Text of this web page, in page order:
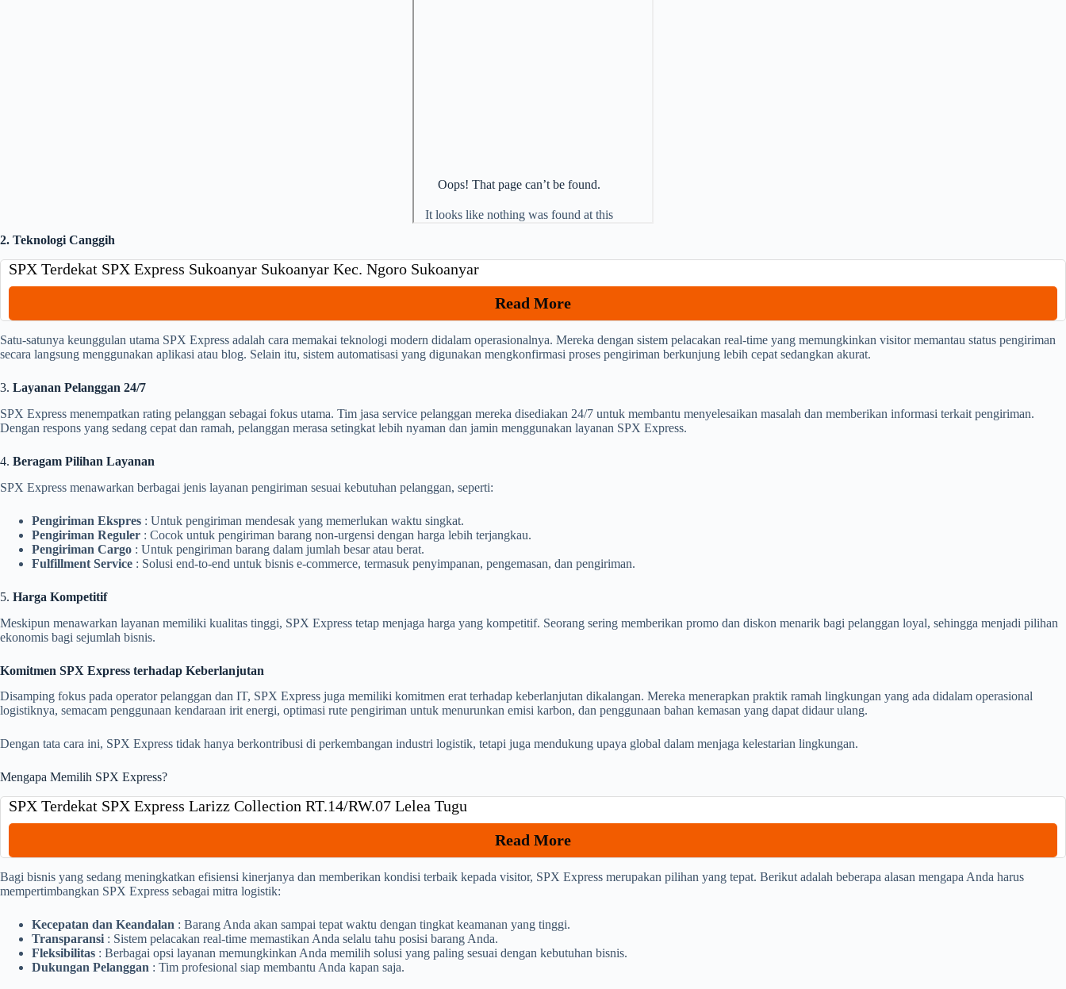
2. Teknologi Canggih
SPX Terdekat SPX Express Sukoanyar Sukoanyar Kec. Ngoro Sukoanyar
Read More
Satu-satunya keunggulan utama SPX Express adalah cara memakai teknologi modern didalam operasionalnya. Mereka dengan sistem pelacakan real-time yang memungkinkan visitor memantau status pengiriman
secara langsung menggunakan aplikasi atau blog. Selain itu, sistem automatisasi yang digunakan mengkonfirmasi proses pengiriman berkunjung lebih cepat sedangkan akurat.
3. Layanan Pelanggan 24/7
SPX Express menempatkan rating pelanggan sebagai fokus utama. Tim jasa service pelanggan mereka disediakan 24/7 untuk membantu menyelesaikan masalah dan memberikan informasi terkait pengiriman.
Dengan respons yang sedang cepat dan ramah, pelanggan merasa setingkat lebih nyaman dan jamin menggunakan layanan SPX Express.
4. Beragam Pilihan Layanan
SPX Express menawarkan berbagai jenis layanan pengiriman sesuai kebutuhan pelanggan, seperti:
Pengiriman Ekspres : Untuk pengiriman mendesak yang memerlukan waktu singkat.
Pengiriman Reguler : Cocok untuk pengiriman barang non-urgensi dengan harga lebih terjangkau.
Pengiriman Cargo : Untuk pengiriman barang dalam jumlah besar atau berat.
Fulfillment Service : Solusi end-to-end untuk bisnis e-commerce, termasuk penyimpanan, pengemasan, dan pengiriman.
5. Harga Kompetitif
Meskipun menawarkan layanan memiliki kualitas tinggi, SPX Express tetap menjaga harga yang kompetitif. Seorang sering memberikan promo dan diskon menarik bagi pelanggan loyal, sehingga menjadi pilihan
ekonomis bagi sejumlah bisnis.
Komitmen SPX Express terhadap Keberlanjutan
Disamping fokus pada operator pelanggan dan IT, SPX Express juga memiliki komitmen erat terhadap keberlanjutan dikalangan. Mereka menerapkan praktik ramah lingkungan yang ada didalam operasional
logistiknya, semacam penggunaan kendaraan irit energi, optimasi rute pengiriman untuk menurunkan emisi karbon, dan penggunaan bahan kemasan yang dapat didaur ulang.
Dengan tata cara ini, SPX Express tidak hanya berkontribusi di perkembangan industri logistik, tetapi juga mendukung upaya global dalam menjaga kelestarian lingkungan.
Mengapa Memilih SPX Express?
SPX Terdekat SPX Express Larizz Collection RT.14/RW.07 Lelea Tugu
Read More
Bagi bisnis yang sedang meningkatkan efisiensi kinerjanya dan memberikan kondisi terbaik kepada visitor, SPX Express merupakan pilihan yang tepat. Berikut adalah beberapa alasan mengapa Anda harus
mempertimbangkan SPX Express sebagai mitra logistik:
Kecepatan dan Keandalan : Barang Anda akan sampai tepat waktu dengan tingkat keamanan yang tinggi.
Transparansi : Sistem pelacakan real-time memastikan Anda selalu tahu posisi barang Anda.
Fleksibilitas : Berbagai opsi layanan memungkinkan Anda memilih solusi yang paling sesuai dengan kebutuhan bisnis.
Dukungan Pelanggan : Tim profesional siap membantu Anda kapan saja.